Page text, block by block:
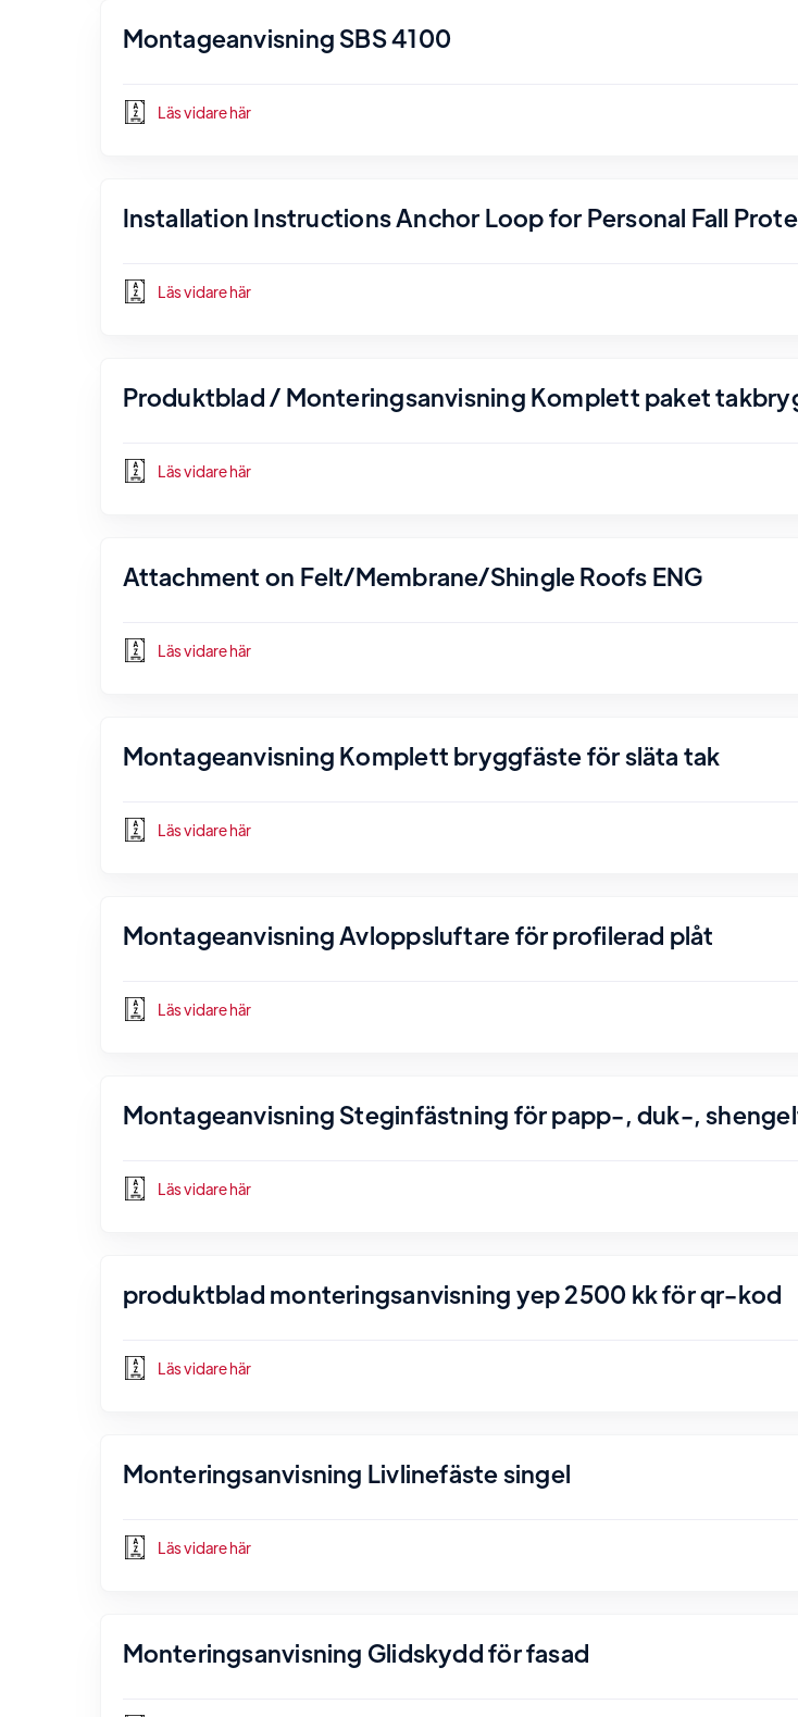
Montageanvisning SBS 4100
Läs vidare här
Installation Instructions Anchor Loop for Personal Fall
Läs vidare här
Produktblad / Monteringsanvisning Komplett paket
Läs vidare här
Attachment on Felt/Membrane/Shingle Roofs ENG
Läs vidare här
Montageanvisning Komplett bryggfäste för släta tak
Läs vidare här
Montageanvisning Avloppsluftare för profilerad plåt
Läs vidare här
Montageanvisning Steginfästning för papp-, duk-,
Läs vidare här
produktblad monteringsanvisning yep 2500 kk för qr-kod
Läs vidare här
Monteringsanvisning Livlinefäste singel
Läs vidare här
Monteringsanvisning Glidskydd för fasad